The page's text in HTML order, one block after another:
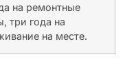
на ремонтные
три года на
на месте.